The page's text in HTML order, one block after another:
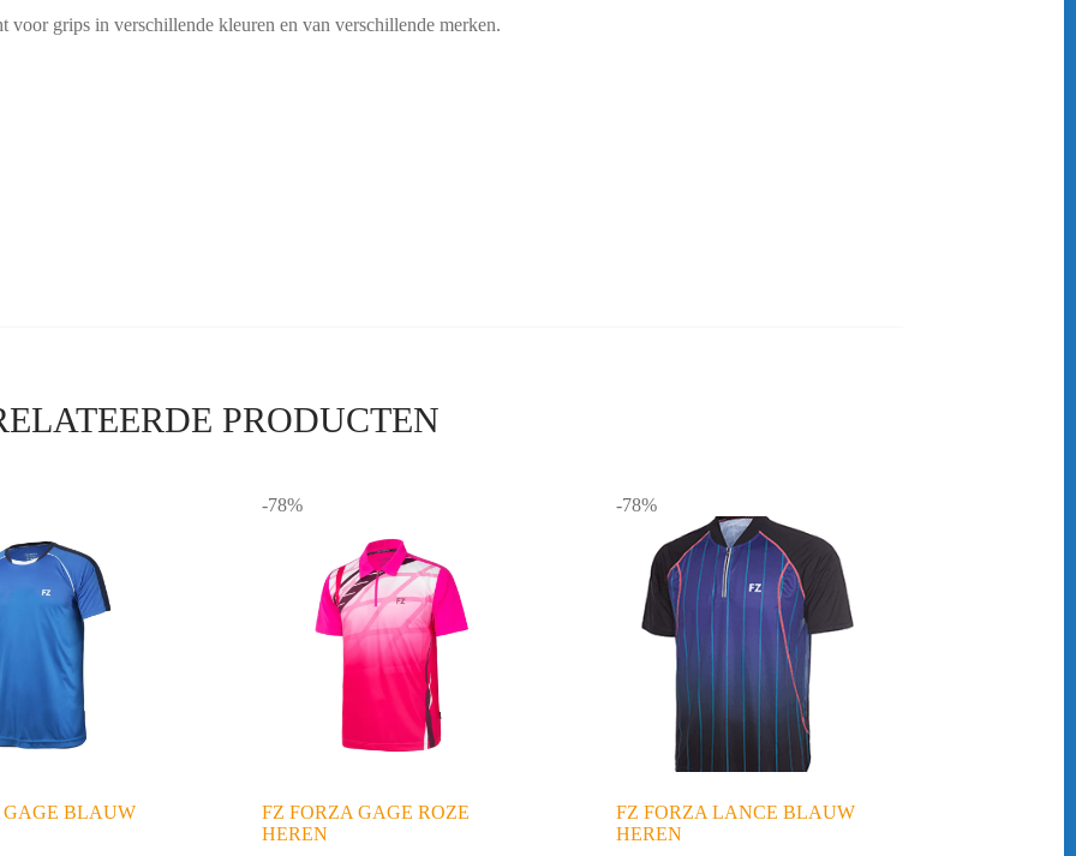
grips in verschillende kleuren en van verschillende merken.
PRODUCTEN
GAGE BLAUW
-78%
FZ FORZA GAGE ROZE
HEREN
-78%
FZ FORZA LANCE BLAUW
HEREN